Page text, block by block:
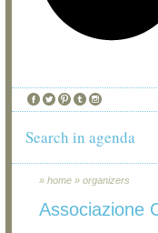
Search in agenda
» home » organizers
Associazione